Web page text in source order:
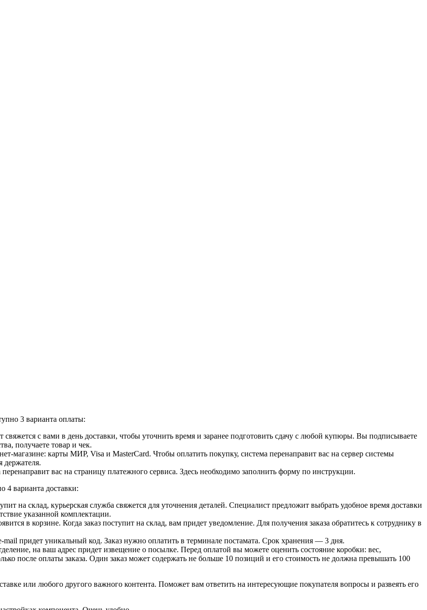
3 варианта оплаты:
с вами в день доставки, чтобы уточнить время и заранее подготовить сдачу с любой купюры. Вы подписываете
получаете товар и чек.
магазине: карты МИР, Visa и MasterCard. Чтобы оплатить покупку, система перенаправит вас на сервер системы
держателя.
вас на страницу платежного сервиса. Здесь необходимо заполнить форму по инструкции.
4 варианта доставки:
на склад, курьерская служба свяжется для уточнения деталей. Специалист предложит выбрать удобное время доставки
указанной комплектации.
в корзине. Когда заказ поступит на склад, вам придет уведомление. Для получения заказа обратитесь к сотруднику в
mail придет уникальный код. Заказ нужно оплатить в терминале постамата. Срок хранения — 3 дня.
на ваш адрес придет извещение о посылке. Перед оплатой вы можете оценить состояние коробки: вес,
после оплаты заказа. Один заказ может содержать не больше 10 позиций и его стоимость не должна превышать 100
или любого другого важного контента. Поможет вам ответить на интересующие покупателя вопросы и развеять его